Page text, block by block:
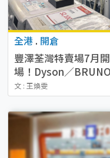
全港 . 開倉
豐澤荃灣特賣場7月
場！Dyson／
附登記教學
文 : 王煥雯